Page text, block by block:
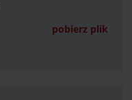
pobierz plik